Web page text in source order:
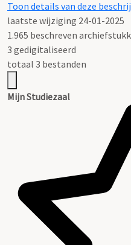
Toon details van deze
laatste wijziging 24-01-2025
1.965 beschreven
3 gedigitaliseerd
totaal 3 bestanden
Mijn Studiezaal